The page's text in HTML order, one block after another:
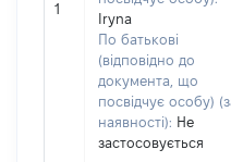
1
Iryna
По батькові
(відповідно до
документа, що
посвідчує особу)
наявності): Не
застосовується